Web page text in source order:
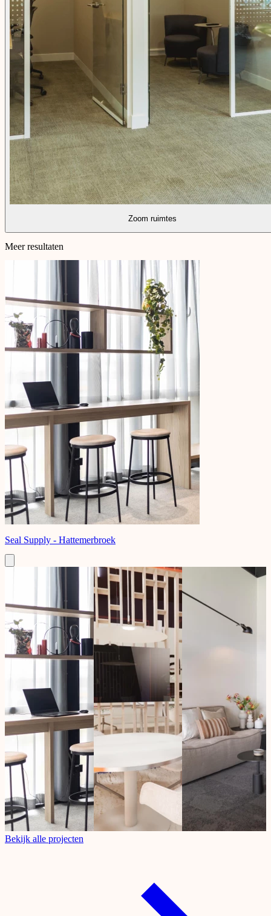
Zoom ruimtes
Meer resultaten
Seal Supply - Hattemerbroek
Bekijk alle projecten